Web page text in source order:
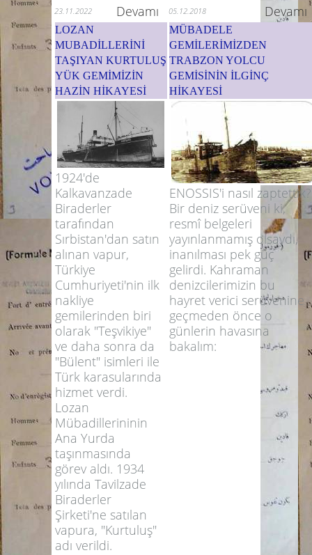
23.11.2022 Devamı 05.12.2018 Devamı
LOZAN
MUBADİLLERİNİ
TAŞIYAN KURTULUŞ
YÜK GEMİMİZİN
HAZİN HİKAYESİ
MÜBADELE
GEMİLERİMİZDEN
TRABZON YOLCU
GEMİSİNİN İLGİNÇ
HİKAYESİ
1924'de
Kalkavanzade
Biraderler
tarafından
Sırbistan'dan satın
alınan vapur,
Türkiye
Cumhuriyeti'nin ilk
nakliye
gemilerinden biri
olarak "Teşvikiye"
ve daha sonra da
"Bülent" isimleri ile
Türk karasularında
hizmet verdi.
Lozan
Mübadillerininin
Ana Yurda
taşınmasında
görev aldı. 1934
yılında Tavilzade
Biraderler
Şirketi'ne satılan
vapura, "Kurtuluş"
adı verildi.
ENOSSIS'i nasıl zaptettik?
Bir deniz serüveni ki,
resmî belgeleri
yayınlanmamış olsaydı,
inanılması pek güç
gelirdi. Kahraman
denizcilerimizin bu
hayret verici serüvenine
geçmeden önce o
günlerin havasına
bakalım: